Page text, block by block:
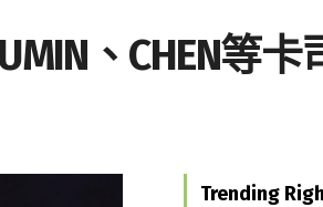
、CHEN等
Trending